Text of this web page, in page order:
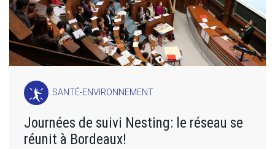
SANTÉ-ENVIRONNEMENT
Journées de suivi Nesting: le réseau se
réunit à Bordeaux!